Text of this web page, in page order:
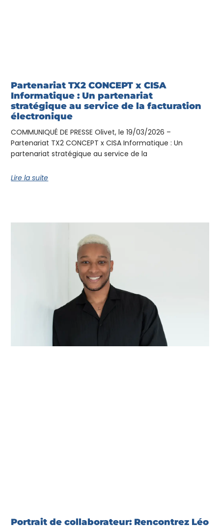
Partenariat TX2 CONCEPT x CISA
Informatique : Un partenariat
stratégique au service de la facturation
électronique
COMMUNIQUÉ DE PRESSE Olivet, le 19/03/2026 –
Partenariat TX2 CONCEPT x CISA Informatique : Un
partenariat stratégique au service de la
Lire la suite
Portrait de collaborateur: Rencontrez Léo